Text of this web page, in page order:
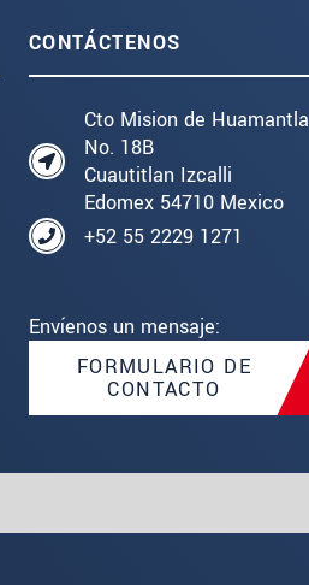
CONTÁCTENOS
Cto Mision de Huamantla
No. 18B
Cuautitlan Izcalli
Edomex 54710 Mexico
+52 55 2229 1271
Envíenos un mensaje:
FORMULARIO DE
CONTACTO